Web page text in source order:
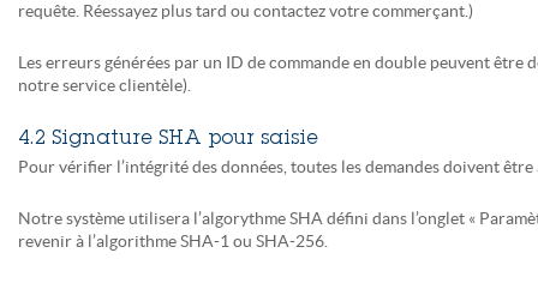
requête. Réessayez plus tard ou contactez votre commerçant.)
Les erreurs générées par un ID de commande en double peuvent
notre service clientèle).
4.2 Signature SHA pour saisie
Pour vérifier l’intégrité des données, toutes les demandes doivent
Notre système utilisera l’algorythme SHA défini dans l’onglet «
revenir à l’algorithme SHA-1 ou SHA-256.